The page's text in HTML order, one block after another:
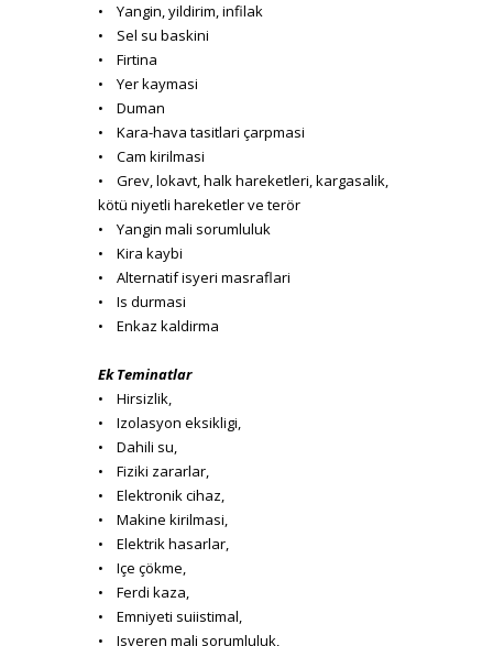
• Yangin, yildirim, infilak
• Sel su baskini
• Firtina
• Yer kaymasi
• Duman
• Kara-hava tasitlari çarpmasi
• Cam kirilmasi
• Grev, lokavt, halk hareketleri, kargasalik,
kötü niyetli hareketler ve terör
• Yangin mali sorumluluk
• Kira kaybi
• Alternatif isyeri masraflari
• Is durmasi
• Enkaz kaldirma
Ek Teminatlar
• Hirsizlik,
• Izolasyon eksikligi,
• Dahili su,
• Fiziki zararlar,
• Elektronik cihaz,
• Makine kirilmasi,
• Elektrik hasarlar,
• Içe çökme,
• Ferdi kaza,
• Emniyeti suiistimal,
• Isveren mali sorumluluk,